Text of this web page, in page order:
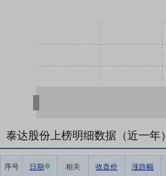
泰达股份上榜明细数据（近一年）
序号 日期 相关 收盘价 涨跌幅